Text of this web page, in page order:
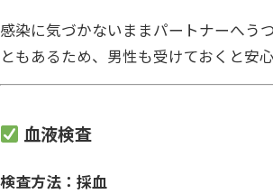
感染に気づかないままパートナーへう
ともあるため、男性も受けておくと安心
血液検査
検査方法：採血